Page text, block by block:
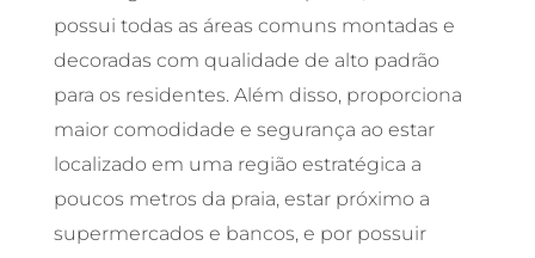
possui todas as áreas comuns montadas e
decoradas com qualidade de alto padrão
para os residentes. Além disso, proporciona
maior comodidade e segurança ao estar
localizado em uma região estratégica a
poucos metros da praia, estar próximo a
supermercados e bancos, e por possuir